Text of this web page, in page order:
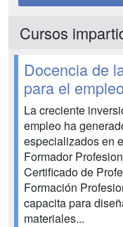
Cursos
Docencia de
para el empleo
La creciente
empleo ha
especializados en
Formador
Certificado de
Formación
capacita para
materiales...